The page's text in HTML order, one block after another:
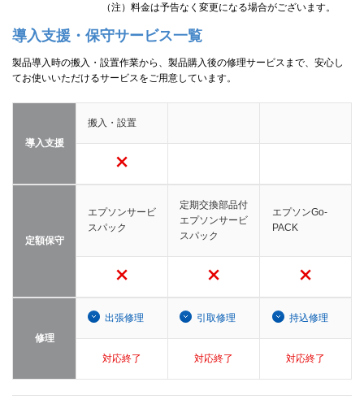
（注）料金は予告なく変更になる場合がございます。
導入支援・保守サービス一覧
製品導入時の搬入・設置作業から、製品購入後の修理サービスまで、安心し
てお使いいただけるサービスをご用意しています。
導入支援
搬入・設置
定額保守
エプソンサービ
スパック
定期交換部品付
エプソンサービ
スパック
エプソンGo-
PACK
修理
出張修理 引取修理 持込修理
対応終了 対応終了 対応終了